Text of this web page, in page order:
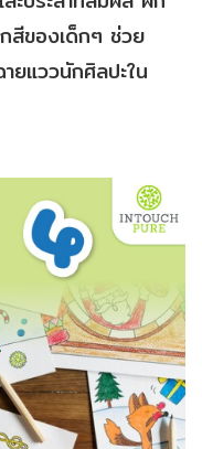
สีของเด็กๆ ช่วย
ยแววนักศิลปะใน